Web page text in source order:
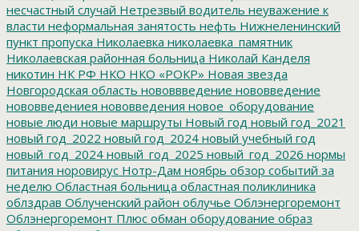
несчастный случай Нетрезвый водитель неуважение к
власти неформальная занятость нефть Нижнеленинский
пункт пропуска Николаевка николаевка_памятник
Николаевская районная больница Николай Канделя
никотин НК РФ НКО НКО «РОКР» Новая звезда
Новгородская область нововвведение нововведение
нововведениея нововведения новое_оборудование
новые люди новые маршруты Новый год новый год_2021
новый год_2022 новый год_2024 новый учебный год
новый_год_2024 новый_год_2025 новый_год_2026 нормы
питания норовирус Нотр-Дам ноябрь обзор событий за
неделю Областная больница областная поликлиника
облздрав Облученский район облучье Облэнергоремонт
Облэнергоремонт Плюс обман оборудование образ